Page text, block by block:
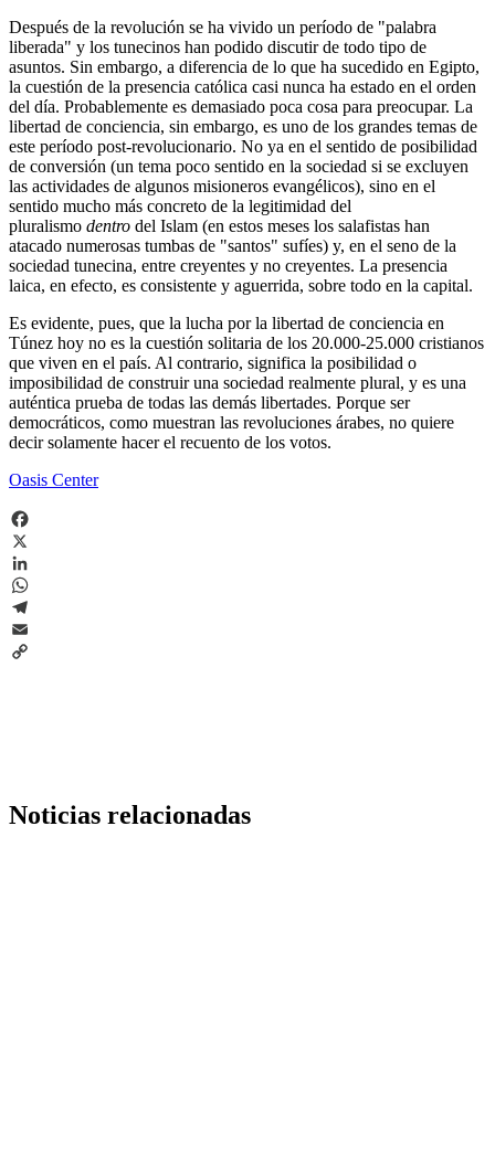
Después de la revolución se ha vivido un período de "palabra
liberada" y los tunecinos han podido discutir de todo tipo de
asuntos. Sin embargo, a diferencia de lo que ha sucedido en Egipto,
la cuestión de la presencia católica casi nunca ha estado en el orden
del día. Probablemente es demasiado poca cosa para preocupar. La
libertad de conciencia, sin embargo, es uno de los grandes temas de
este período post-revolucionario. No ya en el sentido de posibilidad
de conversión (un tema poco sentido en la sociedad si se excluyen
las actividades de algunos misioneros evangélicos), sino en el
sentido mucho más concreto de la legitimidad del
pluralismo dentro del Islam (en estos meses los salafistas han
atacado numerosas tumbas de "santos" sufíes) y, en el seno de la
sociedad tunecina, entre creyentes y no creyentes. La presencia
laica, en efecto, es consistente y aguerrida, sobre todo en la capital.
Es evidente, pues, que la lucha por la libertad de conciencia en
Túnez hoy no es la cuestión solitaria de los 20.000-25.000 cristianos
que viven en el país. Al contrario, significa la posibilidad o
imposibilidad de construir una sociedad realmente plural, y es una
auténtica prueba de todas las demás libertades. Porque ser
democráticos, como muestran las revoluciones árabes, no quiere
decir solamente hacer el recuento de los votos.
Oasis Center
Facebook
X
LinkedIn
WhatsApp
Telegram
Email
Noticias relacionadas